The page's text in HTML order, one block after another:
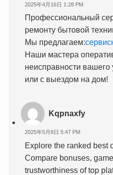
2025年4月16日 1:28 PM
Профессиональный
ремонту бытовой
Мы предлагаем:
Наши мастера
неисправности вашего
или с выездом на дом!
Kqpnaxfy
2025年5月8日 5:47 PM
Explore the ranked best
Compare bonuses,
trustworthiness of top